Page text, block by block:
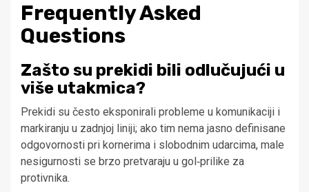
Frequently Asked
Questions
Zašto su prekidi bili odlučujući u
više utakmica?
Prekidi su često eksponirali probleme u komunikaciji i
markiranju u zadnjoj liniji; ako tim nema jasno definisane
odgovornosti pri kornerima i slobodnim udarcima, male
nesigurnosti se brzo pretvaraju u gol‑prilike za
protivnika.